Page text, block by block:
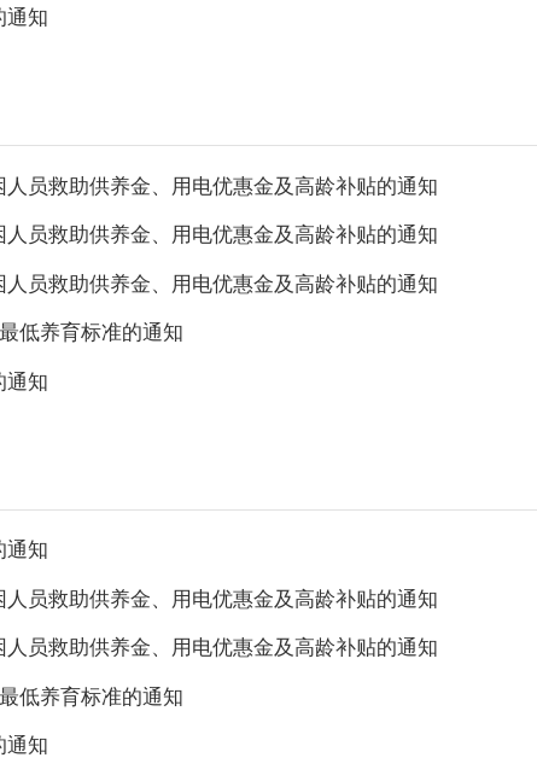
通知
员救助供养金、用电优惠金及高龄补贴的通知
员救助供养金、用电优惠金及高龄补贴的通知
员救助供养金、用电优惠金及高龄补贴的通知
低养育标准的通知
通知
通知
员救助供养金、用电优惠金及高龄补贴的通知
员救助供养金、用电优惠金及高龄补贴的通知
低养育标准的通知
通知